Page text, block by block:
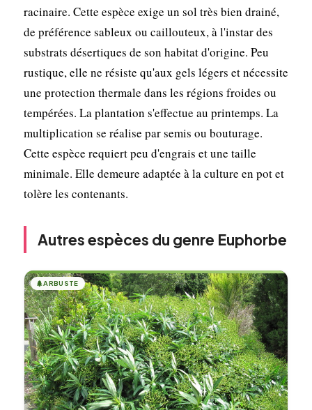
racinaire. Cette espèce exige un sol très bien drainé,
de préférence sableux ou caillouteux, à l'instar des
substrats désertiques de son habitat d'origine. Peu
rustique, elle ne résiste qu'aux gels légers et nécessite
une protection thermale dans les régions froides ou
tempérées. La plantation s'effectue au printemps. La
multiplication se réalise par semis ou bouturage.
Cette espèce requiert peu d'engrais et une taille
minimale. Elle demeure adaptée à la culture en pot et
tolère les contenants.
Autres espèces du genre Euphorbe
🌲ARBUSTE